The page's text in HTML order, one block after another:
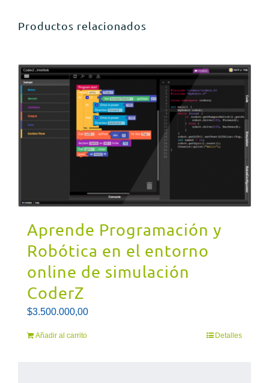
Productos relacionados
Aprende Programación y
Robótica en el entorno
online de simulación
CoderZ
$3.500.000,00
Añadir al carrito Detalles